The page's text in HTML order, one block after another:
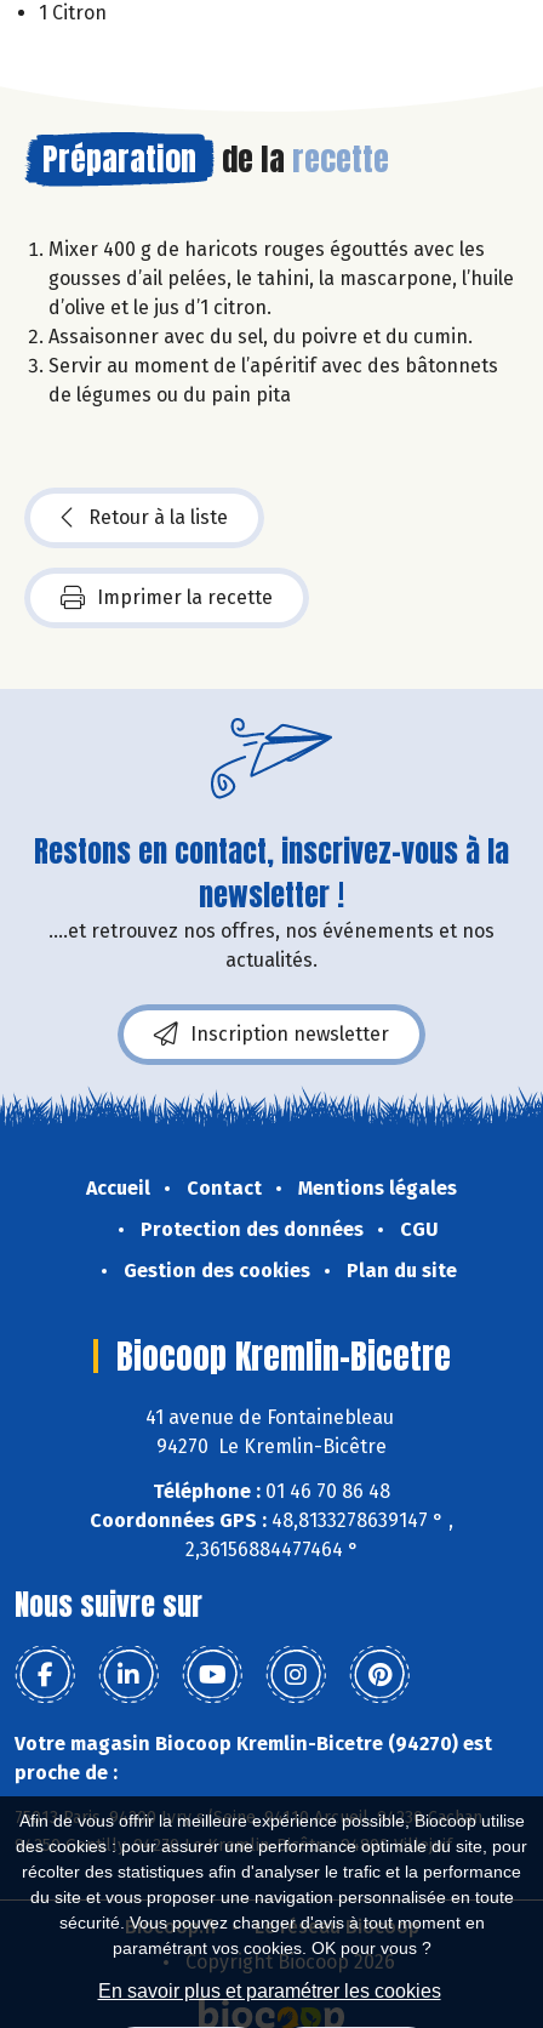
Afin de vous offrir la meilleure expérience possible, Biocoop utilise
des cookies : pour assurer une performance optimale du site, pour
récolter des statistiques afin d'analyser le trafic et la performance
du site et vous proposer une navigation personnalisée en toute
sécurité. Vous pouvez changer d'avis à tout moment en
paramétrant vos cookies. OK pour vous ?
En savoir plus et paramétrer les cookies
1 Citron
Préparation de la recette
Mixer 400 g de haricots rouges égouttés avec les
gousses d’ail pelées, le tahini, la mascarpone, l’huile
d’olive et le jus d’1 citron.
Assaisonner avec du sel, du poivre et du cumin.
Servir au moment de l’apéritif avec des bâtonnets
de légumes ou du pain pita
Retour à la liste
Imprimer la recette
Restons en contact, inscrivez-vous à la
newsletter !
....et retrouvez nos offres, nos événements et nos
actualités.
Inscription newsletter
Accueil Contact
Mentions légales
Protection des données
CGU
Gestion des cookies
Plan du site
Biocoop Kremlin-Bicetre
41 avenue de Fontainebleau
94270 Le Kremlin-Bicêtre
Téléphone : 01 46 70 86 48
Coordonnées GPS : 48,8133278639147 ° ,
2,36156884477464 °
Nous suivre sur
Votre magasin Biocoop Kremlin-Bicetre (94270) est
proche de :
75013 Paris, 94200 Ivry s/Seine, 94110 Arcueil, 94230 Cachan,
94250 Gentilly, 94270 Le Kremlin-Bicêtre, 94800 Villejuif
Biocoop.fr
Le réseau Biocoop
Copyright Biocoop 2026